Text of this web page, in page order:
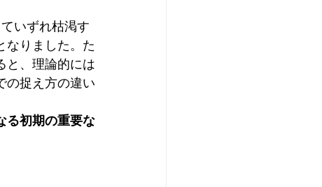
いずれ枯渇す
なりました。た
と、理論的には
の捉え方の違い
る初期の重要な